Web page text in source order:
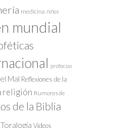
medicina niños
mundial
profecías
Mal Reflexiones de la
religión Rumores de
de la Biblia
Toralogía Videos